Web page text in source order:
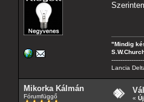
"Mindig
Lancia
Mikorka Kálmán
Fórumfüggő «